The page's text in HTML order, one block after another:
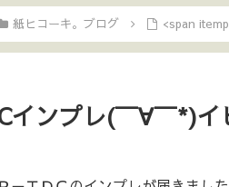
紙ヒコーキ。ブログ <span
インプレ(￣∀￣*)イ